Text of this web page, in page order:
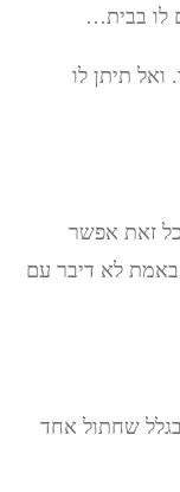
ואל תיתן לו
זאת אפשר
לא דיבר עם
שחתול אחד